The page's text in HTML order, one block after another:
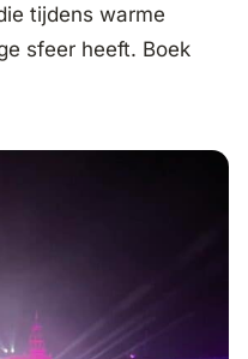
tijdens warme
sfeer heeft. Boek